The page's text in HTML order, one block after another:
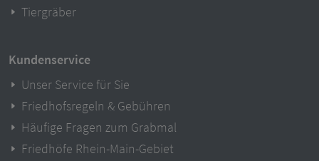
Tiergräber
Kundenservice
Unser Service für Sie
Friedhofsregeln & Gebühren
Häufige Fragen zum Grabmal
Friedhöfe Rhein-Main-Gebiet